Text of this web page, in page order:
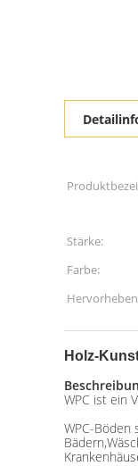
Stärke:
Farbe:
Holz-
WPC ist ein
WPC-Böden